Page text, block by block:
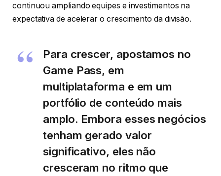
continuou ampliando equipes e investimentos na
expectativa de acelerar o crescimento da divisão.
Para crescer, apostamos no
Game Pass, em
multiplataforma e em um
portfólio de conteúdo mais
amplo. Embora esses negócios
tenham gerado valor
significativo, eles não
cresceram no ritmo que